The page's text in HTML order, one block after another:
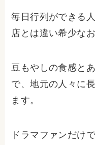
毎日行列ができる
店とは違い希少なお
豆もやしの食感と
で、地元の人々に
ます。
ドラマファンだけ